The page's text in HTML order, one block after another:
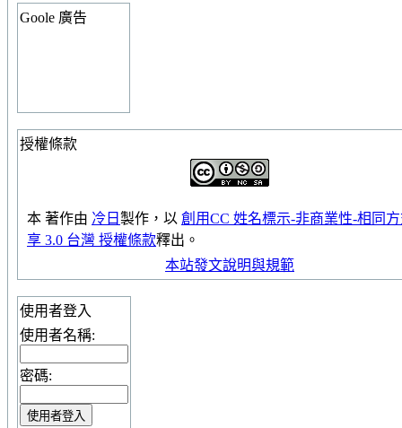
Goole 廣告
授權條款
本 著作由 冷日 製作，以 創用CC 姓名標示-非商業性-相同
享 3.0 台灣 授權條款釋出。
本站發文說明與規範
使用者登入
使用者名稱:
密碼: